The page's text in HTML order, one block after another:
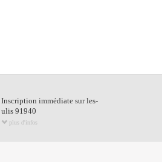
Inscription immédiate sur les-
ulis 91940
plus d'infos